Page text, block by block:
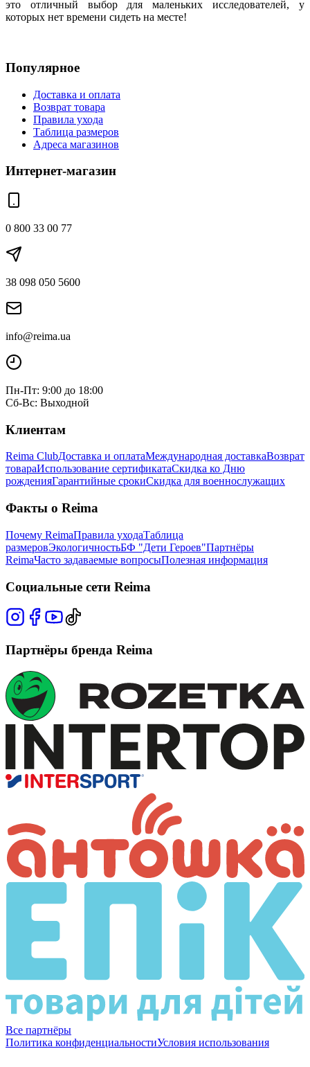
это отличный выбор для маленьких исследователей, у
которых нет времени сидеть на месте!
Популярное
Доставка и оплата
Возврат товара
Правила ухода
Таблица размеров
Адреса магазинов
Интернет-магазин
0 800 33 00 77
38 098 050 5600
info@reima.ua
Пн-Пт: 9:00 до 18:00
Сб-Вс: Выходной
Клиентам
Reima ClubДоставка и оплатаМеждународная доставкаВозврат
товараИспользование сертификатаСкидка ко Дню
рожденияГарантийные срокиСкидка для военнослужащих
Факты о Reima
Почему ReimaПравила уходаТаблица
размеровЭкологичностьБФ "Дети Героев"Партнёры
ReimaЧасто задаваемые вопросыПолезная информация
Социальные сети Reima
Партнёры бренда Reima
Все партнёры
Политика конфиденциальностиУсловия использования